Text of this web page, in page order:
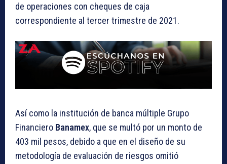
de operaciones con cheques de caja
correspondiente al tercer trimestre de 2021.
Así como la institución de banca múltiple Grupo
Financiero Banamex, que se multó por un monto de
403 mil pesos, debido a que en el diseño de su
metodología de evaluación de riesgos omitió